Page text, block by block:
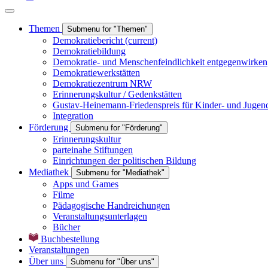
Themen Submenu for "Themen"
Demokratiebericht(current)
Demokratiebildung
Demokratie- und Menschenfeindlichkeit entgegenwirken
Demokratiewerkstätten
Demokratiezentrum NRW
Erinnerungskultur / Gedenkstätten
Gustav-Heinemann-Friedenspreis für Kinder- und
Integration
Förderung
Submenu for "Förderung"
Erinnerungskultur
parteinahe Stiftungen
Einrichtungen der politischen Bildung
Mediathek
Submenu for "Mediathek"
Apps und Games
Filme
Pädagogische Handreichungen
Veranstaltungsunterlagen
Bücher
Buchbestellung
Veranstaltungen
Über uns
Submenu for "Über uns"